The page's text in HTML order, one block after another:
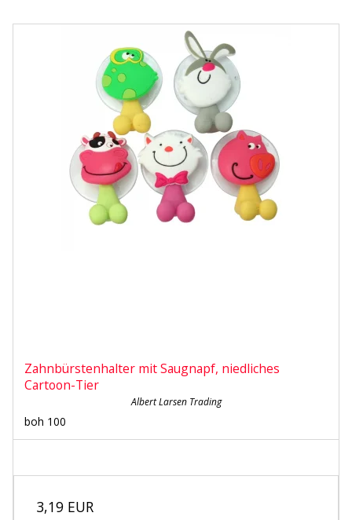
Zahnbürstenhalter mit Saugnapf, niedliches
Cartoon-Tier
Albert Larsen Trading
boh 100
3,19 EUR